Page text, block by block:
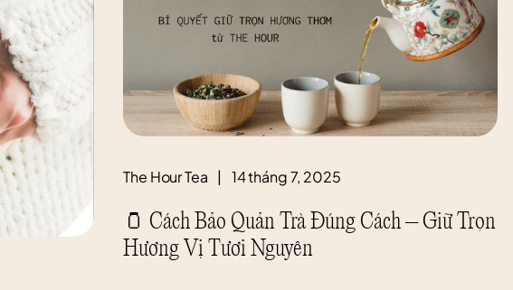
The Hour Tea | 14 tháng 7, 2025
🫙 Cách Bảo Quản Trà Đúng Cách – Giữ Trọn
Hương Vị Tươi Nguyên